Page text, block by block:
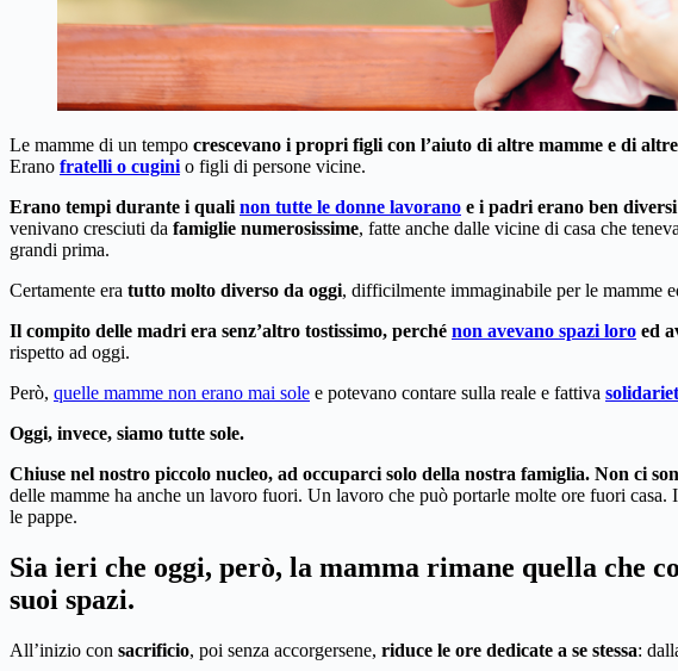
Le mamme di un tempo crescevano i propri figli con l’aiuto di altre mamme e di
Erano fratelli o cugini o figli di persone vicine.
Erano tempi durante i quali non tutte le donne lavorano e i padri erano ben
venivano cresciuti da famiglie numerosissime, fatte anche dalle vicine di casa che
grandi prima.
Certamente era tutto molto diverso da oggi, difficilmente immaginabile per le mamme
Il compito delle madri era senz’altro tostissimo, perché non avevano spazi loro ed
rispetto ad oggi.
Però, quelle mamme non erano mai sole e potevano contare sulla reale e fattiva
Oggi, invece, siamo tutte sole.
Chiuse nel nostro piccolo nucleo, ad occuparci solo della nostra famiglia. Non ci
delle mamme ha anche un lavoro fuori. Un lavoro che può portarle molte ore fuori
le pappe.
Sia ieri che oggi, però, la mamma rimane quella che
suoi spazi.
All’inizio con sacrificio, poi senza accorgersene, riduce le ore dedicate a se stessa: